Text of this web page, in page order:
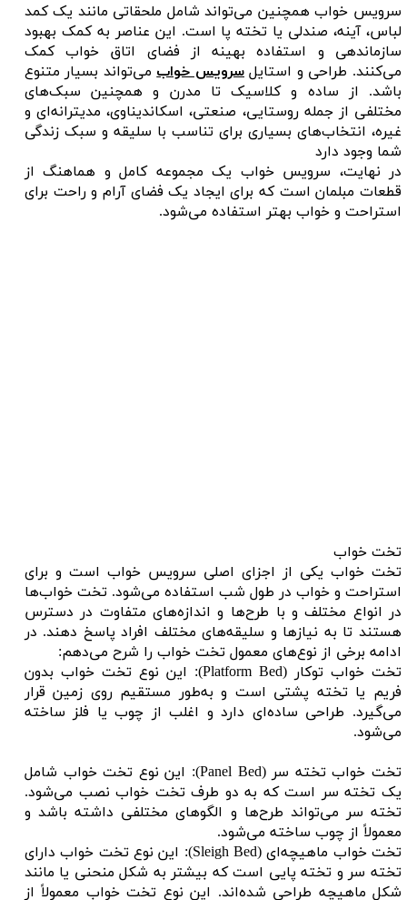
سرویس خواب همچنین می‌تواند شامل ملحقاتی مانند یک کمد
لباس، آینه، صندلی یا تخته پا است. این عناصر به کمک بهبود
سازماندهی و استفاده بهینه از فضای اتاق خواب کمک
می‌کنند. طراحی و استایل سرویس خوابمی‌تواند بسیار متنوع
باشد. از ساده و کلاسیک تا مدرن و همچنین سبک‌های
مختلفی از جمله روستایی، صنعتی، اسکاندیناوی، مدیترانه‌ای و
غیره، انتخاب‌های بسیاری برای تناسب با سلیقه و سبک زندگی
شما وجود دارد
در نهایت، سرویس خواب یک مجموعه کامل و هماهنگ از
قطعات مبلمان است که برای ایجاد یک فضای آرام و راحت برای
استراحت و خواب بهتر استفاده می‌شود.
تخت خواب
تخت خواب یکی از اجزای اصلی سرویس خواب است و برای
استراحت و خواب در طول شب استفاده می‌شود. تخت خواب‌ها
در انواع مختلف و با طرح‌ها و اندازه‌های متفاوت در دسترس
هستند تا به نیازها و سلیقه‌های مختلف افراد پاسخ دهند. در
ادامه برخی از نوع‌های معمول تخت خواب را شرح می‌دهم:
تخت خواب توکار (Platform Bed): این نوع تخت خواب بدون
فریم یا تخته پشتی است و به‌طور مستقیم روی زمین قرار
می‌گیرد. طراحی ساده‌ای دارد و اغلب از چوب یا فلز ساخته
می‌شود.
تخت خواب تخته سر (Panel Bed): این نوع تخت خواب شامل
یک تخته سر است که به دو طرف تخت خواب نصب می‌شود.
تخته سر می‌تواند طرح‌ها و الگوهای مختلفی داشته باشد و
معمولاً از چوب ساخته می‌شود.
تخت خواب ماهیچه‌ای (Sleigh Bed): این نوع تخت خواب دارای
تخته سر و تخته پایی است که بیشتر به شکل منحنی یا مانند
شکل ماهیچه طراحی شده‌اند. این نوع تخت خواب معمولاً از